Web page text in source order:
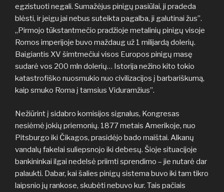
egzistuoti negali. Sumažėjus pinigų pasiūlai, ji pradeda
blėsti, ir jeigu jai nebus suteikta pagalba, ji galutinai žus”.
„Pirmojo tūkstantmečio pradžioje metalinių pinigų visoje
Romos imperijoje buvo maždaug už 1 milijardą dolerių.
Baigiantis XV šimtmečiui visos Europos pinigų masę
sudarė vos 200 mln dolerių… Istorija nežino kito tokio
katastrofiško nuosmukio nuo civilizacijos į barbariškumą,
kaip smuko Roma į tamsius Viduramžius”.
Nežiūrint į sidabro komisijos signalus, Kongresas
nesiėmė jokių priemonių. 1877 metais Amerikoje, nuo
Pitsburgo iki Čikagos, prasidėjo bado maištai. Alkanų
vandalų fakelai suliepsnojo iki debesų. Šioje situacijoje
bankininkai ilgai nedelsė priimti sprendimo – jie nutarė dar
palaukti. Dabar, kai šalies pinigų sistema buvo iki tam tikro
laipsnio jų rankose, skubėti nebuvo kur. Tais pačiais